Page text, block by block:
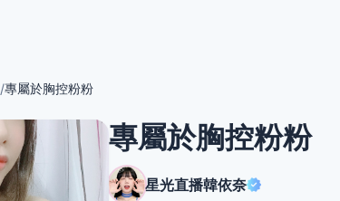
/專屬於胸控粉粉
專屬於胸控粉粉
星光直播韓依奈